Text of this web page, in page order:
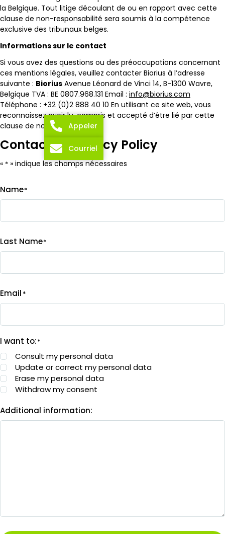
la Belgique. Tout litige découlant de ou en rapport avec cette
clause de non-responsabilité sera soumis à la compétence
exclusive des tribunaux belges.
Informations sur le contact
Si vous avez des questions ou des préoccupations concernant
ces mentions légales, veuillez contacter Biorius à l’adresse
suivante : Biorius Avenue Léonard de Vinci 14, B-1300 Wavre,
Belgique TVA : BE 0807.968.131 Email : info@biorius.com
Téléphone : +32 (0)2 888 40 10 En utilisant ce site web, vous
reconnaissez avoir lu, compris et accepté d’être lié par cette
clause de non-responsabilité.
Contact us Privacy Policy
« * » indique les champs nécessaires
Name*
Last Name*
Email *
I want to:*
Consult my personal data
Update or correct my personal data
Erase my personal data
Withdraw my consent
Additional information:
Appeler
Courriel